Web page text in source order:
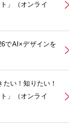
」（オンライ
でAI×デザインを
い！知りたい！
」（オンライ